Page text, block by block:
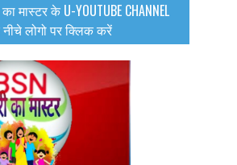
मास्टर के U-YOUTUBE CHANNEL
लोगो पर क्लिक करें